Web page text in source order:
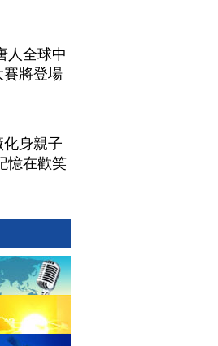
人全球中
賽將登場
化身親子
憶在歡笑